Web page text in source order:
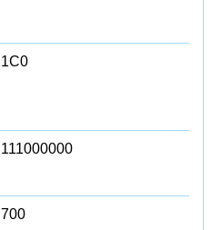
1C0
111000000
700